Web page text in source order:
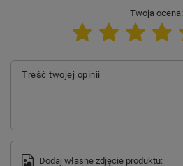
Twoja ocena:
Treść twojej opinii
Dodaj własne zdjęcie produktu: